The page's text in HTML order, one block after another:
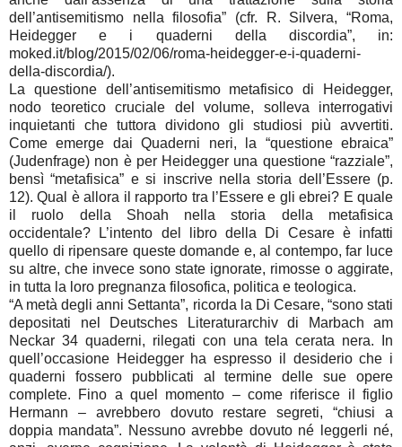
dell’antisemitismo nella filosofia” (cfr. R. Silvera, “Roma,
Heidegger e i quaderni della discordia”, in:
moked.it/blog/2015/02/06/roma-heidegger-e-i-quaderni-
della-discordia/).
La questione dell’antisemitismo metafisico di Heidegger,
nodo teoretico cruciale del volume, solleva interrogativi
inquietanti che tuttora dividono gli studiosi più avvertiti.
Come emerge dai Quaderni neri, la “questione ebraica”
(Judenfrage) non è per Heidegger una questione “razziale”,
bensì “metafisica” e si inscrive nella storia dell’Essere (p.
12). Qual è allora il rapporto tra l’Essere e gli ebrei? E quale
il ruolo della Shoah nella storia della metafisica
occidentale? L’intento del libro della Di Cesare è infatti
quello di ripensare queste domande e, al contempo, far luce
su altre, che invece sono state ignorate, rimosse o aggirate,
in tutta la loro pregnanza filosofica, politica e teologica.
“A metà degli anni Settanta”, ricorda la Di Cesare, “sono stati
depositati nel Deutsches Literaturarchiv di Marbach am
Neckar 34 quaderni, rilegati con una tela cerata nera. In
quell’occasione Heidegger ha espresso il desiderio che i
quaderni fossero pubblicati al termine delle sue opere
complete. Fino a quel momento – come riferisce il figlio
Hermann – avrebbero dovuto restare segreti, “chiusi a
doppia mandata”. Nessuno avrebbe dovuto né leggerli né,